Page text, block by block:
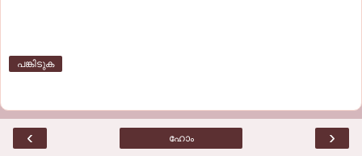
പങ്കിടുക
‹ ›
ഹോം